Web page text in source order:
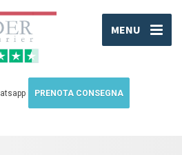
MENU
PRENOTA CONSEGNA